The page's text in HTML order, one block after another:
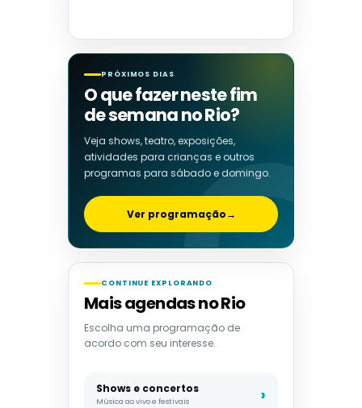
PRÓXIMOS DIAS
O que fazer neste fim
de semana no Rio?
Veja shows, teatro, exposições,
atividades para crianças e outros
programas para sábado e domingo.
Ver programação→
CONTINUE EXPLORANDO
Mais agendas no Rio
Escolha uma programação de
acordo com seu interesse.
Shows e concertos
Música ao vivo e festivais